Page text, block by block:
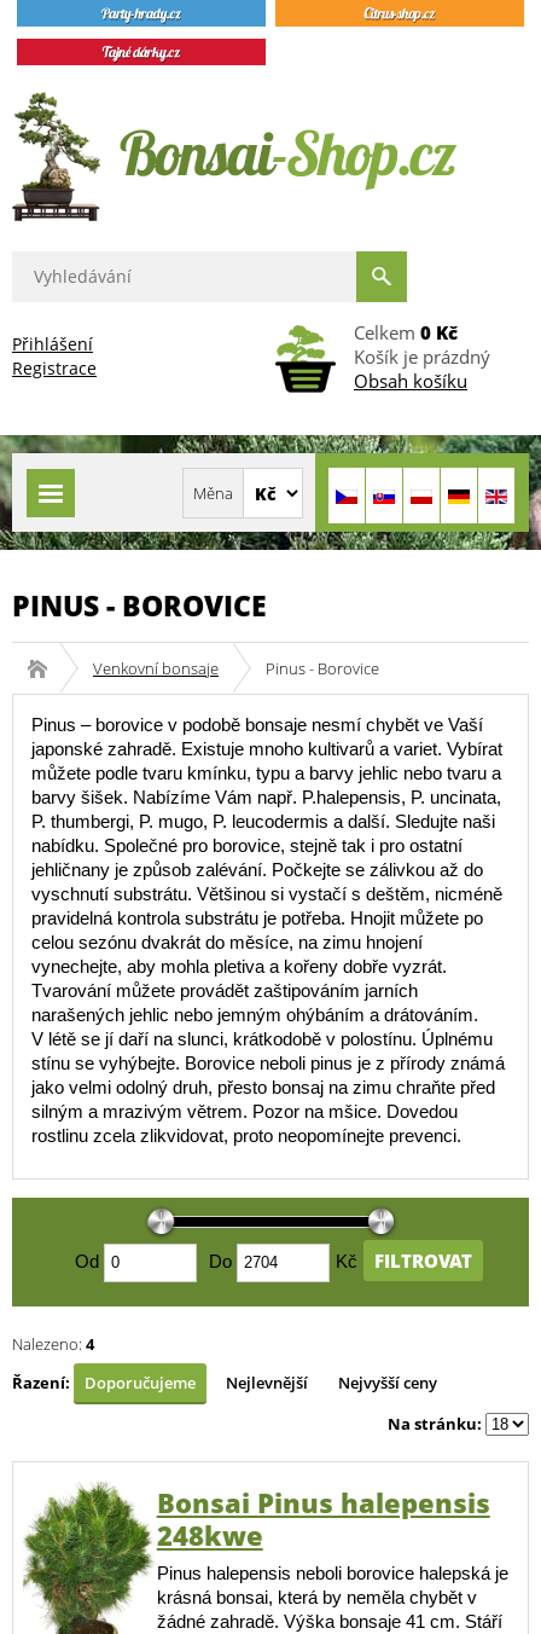
Přihlášení
Registrace
Celkem 0 Kč
Košík je prázdný
Obsah košíku
PINUS - BOROVICE
Venkovní bonsaje Pinus - Borovice
Pinus – borovice v podobě bonsaje nesmí chybět ve Vaší
japonské zahradě. Existuje mnoho kultivarů a variet. Vybírat
můžete podle tvaru kmínku, typu a barvy jehlic nebo tvaru a
barvy šišek. Nabízíme Vám např. P.halepensis, P. uncinata,
P. thumbergi, P. mugo, P. leucodermis a další. Sledujte naši
nabídku. Společné pro borovice, stejně tak i pro ostatní
jehličnany je způsob zalévání. Počkejte se zálivkou až do
vyschnutí substrátu. Většinou si vystačí s deštěm, nicméně
pravidelná kontrola substrátu je potřeba. Hnojit můžete po
celou sezónu dvakrát do měsíce, na zimu hnojení
vynechejte, aby mohla pletiva a kořeny dobře vyzrát.
Tvarování můžete provádět zaštipováním jarních
narašených jehlic nebo jemným ohýbáním a drátováním.
V létě se jí daří na slunci, krátkodobě v polostínu. Úplnému
stínu se vyhýbejte. Borovice neboli pinus je z přírody známá
jako velmi odolný druh, přesto bonsaj na zimu chraňte před
silným a mrazivým větrem. Pozor na mšice. Dovedou
rostlinu zcela zlikvidovat, proto neopomínejte prevenci.
Od Do Kč FILTROVAT
Nalezeno: 4
Řazení:
Doporučujeme Nejlevnější
Nejvyšší ceny
Na stránku:
Bonsai Pinus halepensis
248kwe
Pinus halepensis neboli borovice halepská je
krásná bonsai, která by neměla chybět v
žádné zahradě. Výška bonsaje 41 cm. Stáří